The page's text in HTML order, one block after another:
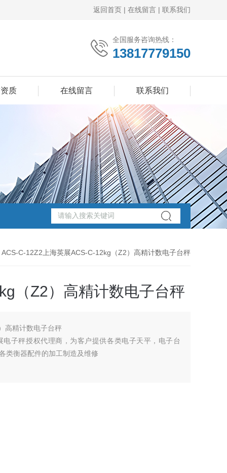
返回首页 | 在线留言 | 联系我们
全国服务咨询热线：
13817779150
质 在线留言 联系我们
C-12Z2上海英展ACS-C-12kg（Z2）高精计数电子台秤
（Z2）高精计数电子台秤
高精计数电子台秤
子秤授权代理商，为客户提供各类电子天平，电子台
类衡器配件的加工制造及维修